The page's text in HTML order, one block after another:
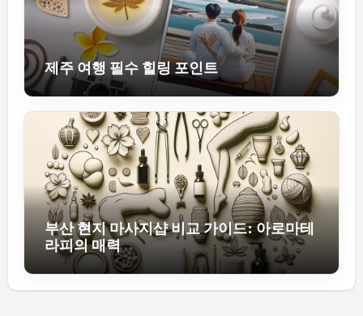
제주 여행 필수 힐링 포인트
부산 현지 마사지샵 비교 가이드: 아로마테
라피의 매력